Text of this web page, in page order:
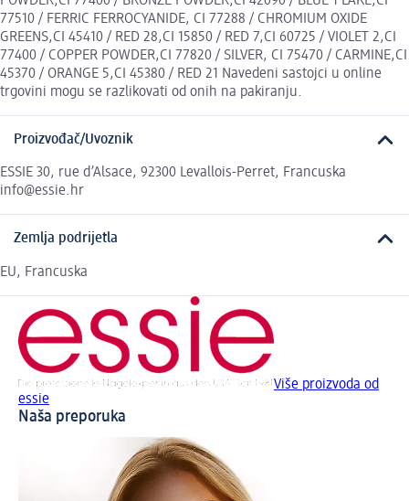
77510 / FERRIC FERROCYANIDE, CI 77288 / CHROMIUM OXIDE
GREENS,CI 45410 / RED 28,CI 15850 / RED 7,CI 60725 / VIOLET 2,CI
77400 / COPPER POWDER,CI 77820 / SILVER, CI 75470 / CARMINE,CI
45370 / ORANGE 5,CI 45380 / RED 21 Navedeni sastojci u online
trgovini mogu se razlikovati od onih na pakiranju.
Proizvođač/Uvoznik
ESSIE 30, rue d’Alsace, 92300 Levallois-Perret, Francuska
info@essie.hr
Zemlja podrijetla
EU, Francuska
Više proizvoda od
essie
Naša preporuka